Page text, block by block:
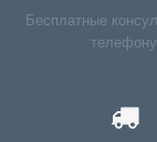
Бесплатные
телефону